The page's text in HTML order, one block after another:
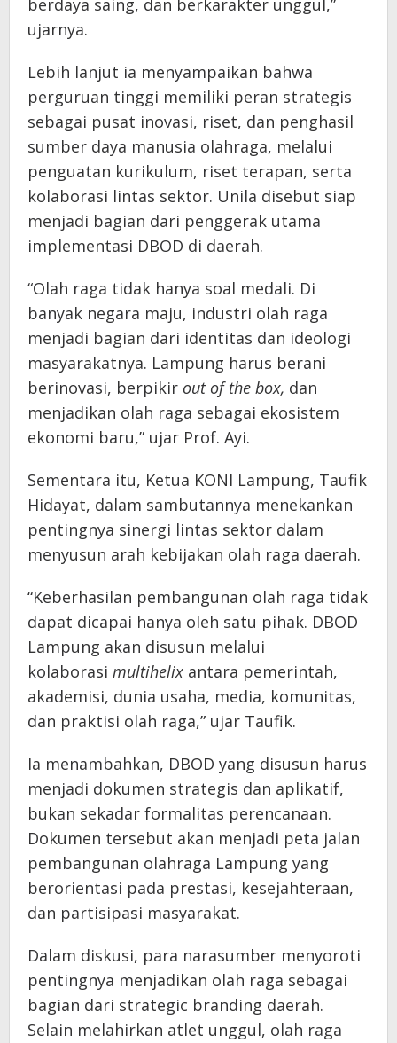
berdaya saing, dan berkarakter unggul,”
ujarnya.
Lebih lanjut ia menyampaikan bahwa
perguruan tinggi memiliki peran strategis
sebagai pusat inovasi, riset, dan penghasil
sumber daya manusia olahraga, melalui
penguatan kurikulum, riset terapan, serta
kolaborasi lintas sektor. Unila disebut siap
menjadi bagian dari penggerak utama
implementasi DBOD di daerah.
“Olah raga tidak hanya soal medali. Di
banyak negara maju, industri olah raga
menjadi bagian dari identitas dan ideologi
masyarakatnya. Lampung harus berani
berinovasi, berpikir out of the box, dan
menjadikan olah raga sebagai ekosistem
ekonomi baru,” ujar Prof. Ayi.
Sementara itu, Ketua KONI Lampung, Taufik
Hidayat, dalam sambutannya menekankan
pentingnya sinergi lintas sektor dalam
menyusun arah kebijakan olah raga daerah.
“Keberhasilan pembangunan olah raga tidak
dapat dicapai hanya oleh satu pihak. DBOD
Lampung akan disusun melalui
kolaborasi multihelix antara pemerintah,
akademisi, dunia usaha, media, komunitas,
dan praktisi olah raga,” ujar Taufik.
Ia menambahkan, DBOD yang disusun harus
menjadi dokumen strategis dan aplikatif,
bukan sekadar formalitas perencanaan.
Dokumen tersebut akan menjadi peta jalan
pembangunan olahraga Lampung yang
berorientasi pada prestasi, kesejahteraan,
dan partisipasi masyarakat.
Dalam diskusi, para narasumber menyoroti
pentingnya menjadikan olah raga sebagai
bagian dari strategic branding daerah.
Selain melahirkan atlet unggul, olah raga